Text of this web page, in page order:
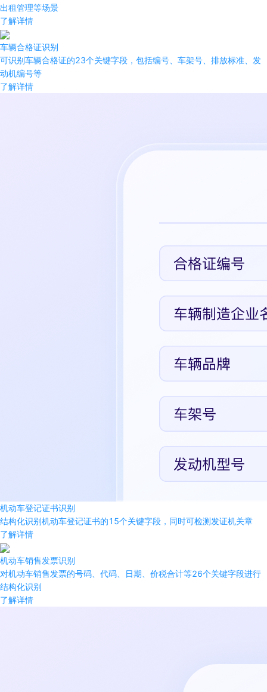
出租管理等场景
了解详情
车辆合格证识别
可识别车辆合格证的23个关键字段，包括编号、车架号、排放标准、发
动机编号等
了解详情
机动车登记证书识别
结构化识别机动车登记证书的15个关键字段，同时可检测发证机关章
了解详情
机动车销售发票识别
对机动车销售发票的号码、代码、日期、价税合计等26个关键字段进行
结构化识别
了解详情